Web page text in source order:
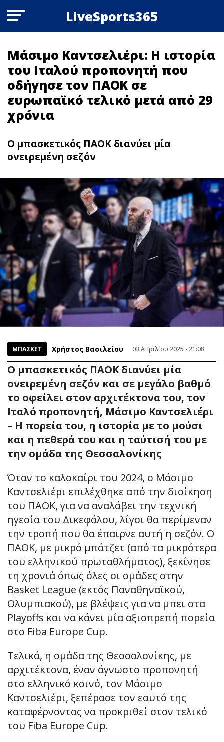
LiveSports365
Μάσιμο Καντσελιέρι: Η ιστορία
του Ιταλού προπονητή που
οδήγησε τον ΠΑΟΚ σε
ευρωπαϊκό τελικό μετά από 29
χρóνια
Ο μπασκετικός ΠΑΟΚ διανύει μία
ονειρεμένη σεζόν
ΜΠΑΣΚΕΤ Χρήστος Βασιλείου 03 Απριλίου 2025 - 21:08
Ο μπασκετικός ΠΑΟΚ διανύει μία
ονειρεμένη σεζόν και σε μεγάλο βαθμό
το οφείλει στον αρχιτέκτονα του, τον
Ιταλό προπονητή, Μάσιμο Καντσελιέρι
– Η πορεία του, η ιστορία με το μούσι
και η πεθερά του και η ταύτισή του με
την ομάδα της Θεσσαλονίκης
Όταν το καλοκαίρι του 2024, ο Μάσιμο
Καντσελιέρι επιλέχθηκε από την διοίκηση
του ΠΑΟΚ, για να αναλάβει την τεχνική
ηγεσία του Δικεφάλου, λίγοι θα περίμεναν
την τροπή που θα έπαιρνε αυτή η σεζόν. Ο
ΠΑΟΚ, με μικρό μπάτζετ (από τα μικρότερα
τoυ ελληνικού πρωταθλήματος), ξεκίνησε
τη χρονιά όπως όλες οι ομάδες στην
Basket League (εκτός Παναθηναϊκού,
Ολυμπιακού), με βλέψεις για να μπει στα
Playoffs και να κάνει μία αξιοπρεπή πορεία
στο Fiba Europe Cup.
Τελικά, η ομάδα της Θεσσαλονίκης, με
αρχιτέκτονα, έναν άγνωστο προπονητή
στο ελληνικό κοινό, τον Μάσιμο
Καντσελιέρι, ξεπέρασε τον εαυτό της
καταφέρνοντας να προκριθεί στον τελικό
του Fiba Europe Cup.